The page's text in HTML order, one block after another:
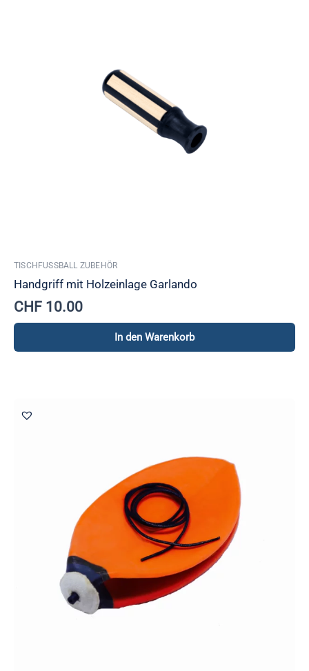
TISCHFUSSBALL ZUBEHÖR
Handgriff mit Holzeinlage Garlando
CHF 10.00
In den Warenkorb